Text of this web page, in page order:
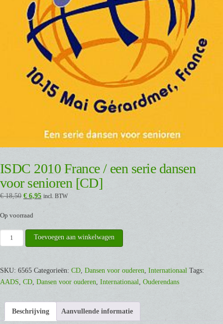
ISDC 2010 France / een serie dansen
voor senioren [CD]
€18,50 Oorspronkelijke
was:
€ 18,50.
€ 6,95Huidige
prijs
€ 6,95.
incl. BTW
Op voorraad
ISDC
2010
/
een
dansen
voor
Toevoegen aan winkelwagen
SKU: 6565 Categorieën: CD, Dansen voor ouderen, Internationaal Tags:
AADS, CD, Dansen voor ouderen, Internationaal, Ouderendans
Beschrijving Aanvullende informatie